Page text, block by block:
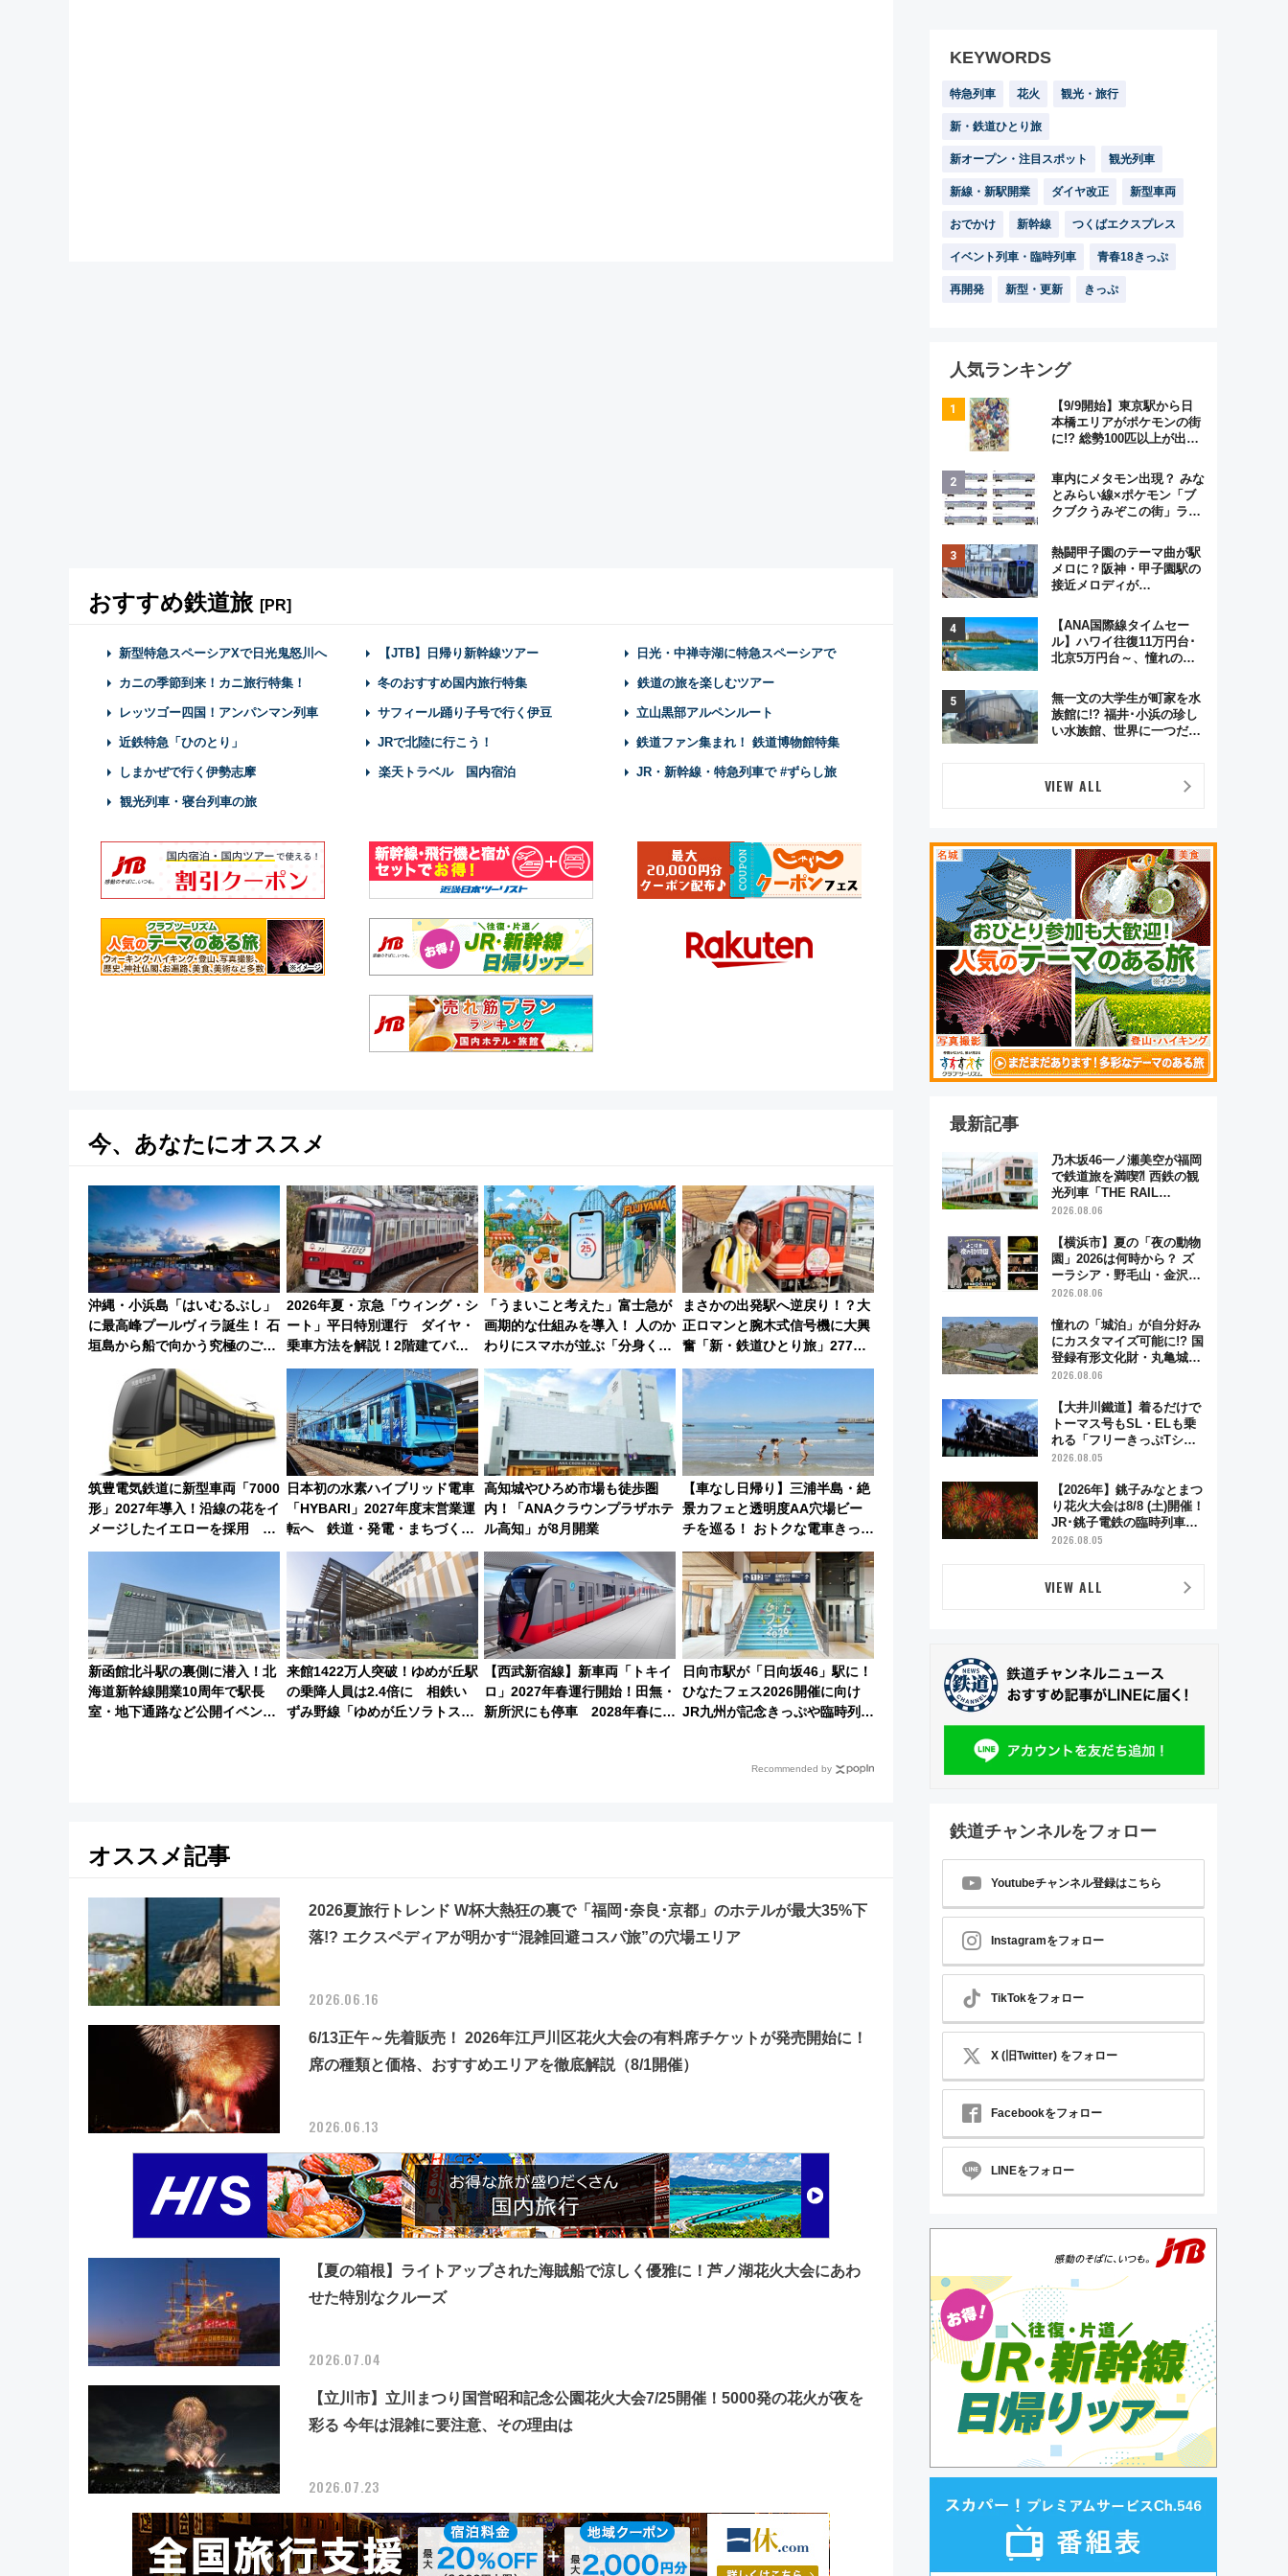
おすすめ鉄道旅 [PR]
新型特急スペーシアXで日光鬼怒川へ 【JTB】日帰り新幹線ツアー 日光・中禅寺湖に特急スペーシアで
カニの季節到来！カニ旅行特集！ 冬のおすすめ国内旅行特集 鉄道の旅を楽しむツアー
レッツゴー四国！アンパンマン列車 サフィール踊り子号で行く伊豆 立山黒部アルペンルート
近鉄特急「ひのとり」 JRで北陸に行こう！ 鉄道ファン集まれ！ 鉄道博物館特集
しまかぜで行く伊勢志摩 楽天トラベル 国内宿泊 JR・新幹線・特急列車で #ずらし旅
観光列車・寝台列車の旅
今、あなたにオススメ
沖縄・小浜島「はいむるぶし」
に最高峰プールヴィラ誕生！ 石
垣島から船で向かう究極のご褒
美旅「何もしない贅沢」を体験
してみない？
2026年夏・京急「ウィング・シ
ート」平日特別運行 ダイヤ・
乗車方法を解説！2階建てバス
や三浦海岸を堪能できるお出か
けプランもご紹介
「うまいこと考えた」富士急が
画期的な仕組みを導入！ 人のか
わりにスマホが並ぶ「分身く
ん」始動
まさかの出発駅へ逆戻り！？大
正ロマンと腕木式信号機に大興
奮「新・鉄道ひとり旅」277回
目の舞台は岐阜県の「明知鉄
道」
筑豊電気鉄道に新型車両「7000
形」2027年導入！沿線の花をイ
メージしたイエローを採用 車
内は落ち着いたゆとりある空間
日本初の水素ハイブリッド電車
「HYBARI」2027年度末営業運
転へ 鉄道・発電・まちづくり
で水素利活用が加速
高知城やひろめ市場も徒歩圏
内！「ANAクラウンプラザホテ
ル高知」が8月開業
【車なし日帰り】三浦半島・絶
景カフェと透明度AA穴場ビー
チを巡る！ おトクな電車きっぷ
活用してストレスフリー旅へ行
こう！
新函館北斗駅の裏側に潜入！北
海道新幹線開業10周年で駅長
室・地下通路など公開イベン
来館1422万人突破！ゆめが丘駅
の乗降人員は2.4倍に 相鉄い
ずみ野線「ゆめが丘ソラトス」
【西武新宿線】新車両「トキイ
ロ」2027年春運行開始！田無・
新所沢にも停車 2028年春には
日向市駅が「日向坂46」駅に！
ひなたフェス2026開催に向け
JR九州が記念きっぷや臨時列車
Recommended by
オススメ記事
2026夏旅行トレンド W杯大熱狂の裏で「福岡･奈良･京都」のホテルが最大35%下
落!? エクスペディアが明かす“混雑回避コスパ旅”の穴場エリア
2026.06.16
6/13正午～先着販売！ 2026年江戸川区花火大会の有料席チケットが発売開始に！
席の種類と価格、おすすめエリアを徹底解説（8/1開催）
2026.06.13
【夏の箱根】ライトアップされた海賊船で涼しく優雅に！芦ノ湖花火大会にあわ
せた特別なクルーズ
2026.07.04
【立川市】立川まつり国営昭和記念公園花火大会7/25開催！5000発の花火が夜を
彩る 今年は混雑に要注意、その理由は
2026.07.23
KEYWORDS
特急列車 花火 観光・旅行
新・鉄道ひとり旅
新オープン・注目スポット 観光列車
新線・新駅開業 ダイヤ改正 新型車両
おでかけ 新幹線 つくばエクスプレス
イベント列車・臨時列車 青春18きっぷ
再開発 新型・更新 きっぷ
人気ランキング
【9/9開始】東京駅から日
本橋エリアがポケモンの街
に!? 総勢100匹以上が出現
格謎解き・グッズ情報まと
め
車内にメタモン出現？ みな
とみらい線×ポケモン「ブ
クブクうみぞこの街」ラッ
この夏は直通列車で横浜
へ！
熱闘甲子園のテーマ曲が駅
メロに？阪神・甲子園駅の
接近メロディが
実アレンジの特別仕様へ、
8月5日始発から
【ANA国際線タイムセー
ル】ハワイ往復11万円台･
北京5万円台～、憧れのビ
GW旅行まで狙える激アツ
路線まとめ（8/10まで）
無一文の大学生が町家を水
族館に!? 福井･小浜の珍し
い水族館、世界に一つだけ
第2弾
VIEW ALL
最新記事
乃木坂46一ノ瀬美空が福岡
で鉄道旅を満喫⁈ 西鉄の観
光列車「THE RAIL
KITCHEN CHIKUGO」で巡
YouTubeが公開に
2026.08.06
【横浜市】夏の「夜の動物
園」2026は何時から？ ズ
ーラシア・野毛山・金沢の
電車アクセスや見どころ、
2026.08.06
憧れの「城泊」が自分好み
にカスタマイズ可能に!? 国
登録有形文化財・丸亀城
「延寿閣別館」にオーダー
生！
2026.08.06
【大井川鐵道】着るだけで
トーマス号もSL・ELも乗
れる「フリーきっぷTシャ
ツ」8月6日より受注販売
2026.08.05
【2026年】銚子みなとまつ
り花火大会は8/8 (土)開催！
JR･銚子電鉄の臨時列車や
アクセス情報、利根川に咲
2026.08.05
VIEW ALL
鉄道チャンネルをフォロー
Youtubeチャンネル登録はこちら
Instagramをフォロー
TikTokをフォロー
X (旧Twitter) をフォロー
Facebookをフォロー
LINEをフォロー